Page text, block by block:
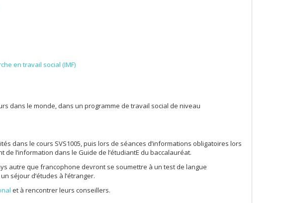
en travail social (IMF)
dans le monde, dans un programme de travail social de niveau
dans le cours SVS1005, puis lors de séances d’informations obligatoires lors
l’information dans le Guide de l’étudiantE du baccalauréat.
autre que francophone devront se soumettre à un test de langue
séjour d’études à l’étranger.
et à rencontrer leurs conseillers.